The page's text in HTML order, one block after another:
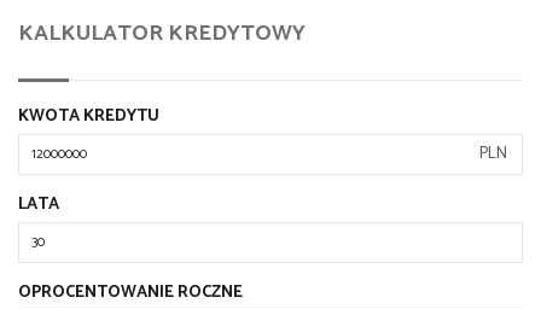
KALKULATOR KREDYTOWY
KWOTA KREDYTU
PLN
LATA
OPROCENTOWANIE ROCZNE